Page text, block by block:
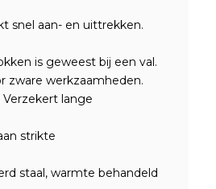
snel aan- en uittrekken.
is geweest bij een val.
zware werkzaamheden.
Verzekert lange
strikte
staal, warmte behandeld